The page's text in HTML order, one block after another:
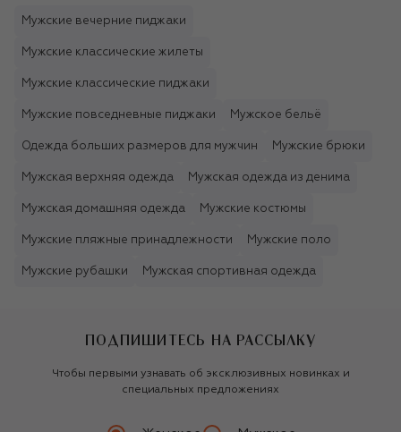
Мужские вечерние пиджаки
Мужские классические жилеты
Мужские классические пиджаки
Мужские повседневные пиджаки Мужское бельё
Одежда больших размеров для мужчин Мужские брюки
Мужская верхняя одежда Мужская одежда из денима
Мужская домашняя одежда Мужские костюмы
Мужские пляжные принадлежности Мужские поло
Мужские рубашки Мужская спортивная одежда
ПОДПИШИТЕСЬ НА РАССЫЛКУ
Чтобы первыми узнавать об эксклюзивных новинках и
специальных предложениях